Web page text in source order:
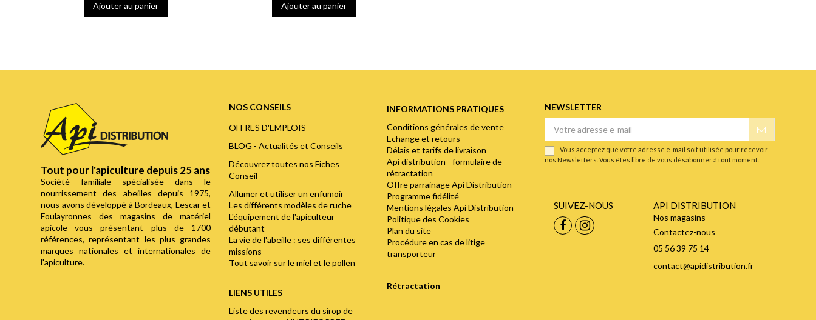
Ajouter au panier Ajouter au panier
Tout pour l'apiculture depuis 25 ans
Société familiale spécialisée dans le
nourrissement des abeilles depuis 1975,
nous avons développé à Bordeaux, Lescar et
Foulayronnes des magasins de matériel
apicole vous présentant plus de 1700
références, représentant les plus grandes
marques nationales et internationales de
l'apiculture.
NOS CONSEILS
OFFRES D'EMPLOIS
BLOG - Actualités et Conseils
Découvrez toutes nos Fiches
Conseil
Allumer et utiliser un enfumoir
Les différents modèles de ruche
L'équipement de l'apiculteur
débutant
La vie de l'abeille : ses différentes
missions
Tout savoir sur le miel et le pollen
LIENS UTILES
Liste des revendeurs du sirop de
INFORMATIONS PRATIQUES
Conditions générales de vente
Echange et retours
Délais et tarifs de livraison
Api distribution - formulaire de
rétractation
Offre parrainage Api Distribution
Programme fidélité
Mentions légales Api Distribution
Politique des Cookies
Plan du site
Procédure en cas de litige
transporteur
Rétractation
NEWSLETTER
Vous acceptez que votre adresse e-mail soit utilisée pour recevoir
nos Newsletters. Vous êtes libre de vous désabonner à tout moment.
SUIVEZ-NOUS API DISTRIBUTION
Nos magasins
Contactez-nous
05 56 39 75 14
contact@apidistribution.fr